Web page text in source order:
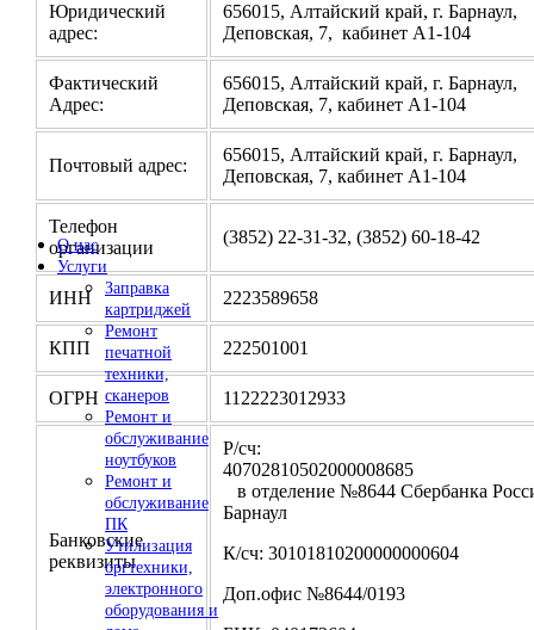
О нас
Услуги
Заправка
картриджей
Ремонт
печатной
техники,
сканеров
Ремонт и
обслуживание
ноутбуков
Ремонт и
обслуживание
ПК
Утилизация
оргтехники,
электронного
оборудования и
Юридический
адрес:
656015, Алтайский край, г. Барнаул,
Деповская, 7, кабинет А1-104
Фактический
Адрес:
656015, Алтайский край, г. Барнаул,
Деповская, 7, кабинет А1-104
Почтовый адрес:
656015, Алтайский край, г. Барнаул,
Деповская, 7, кабинет А1-104
Телефон
организации
(3852) 22-31-32, (3852) 60-18-42
ИНН 2223589658
КПП 222501001
ОГРН 1122223012933
Банковские
реквизиты
Р/сч:
в отделение №8644 Сбербанка
Барнаул
К/сч: 30101810200000000604
Доп.офис №8644/0193